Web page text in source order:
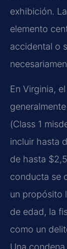
exhibición.
elemento
accidental o
En Virginia,
(Class 1
incluir hasta
de hasta
conducta se
un propósito
de edad, la
como un
Una